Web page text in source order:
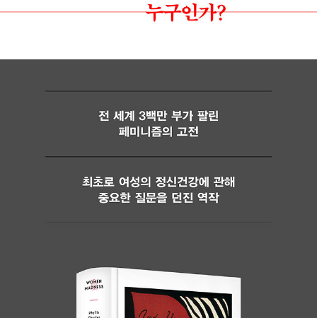
널 뉴스』, 『미들 이스트 저널』 등 영미권을 비롯한 세계 각지 언론에